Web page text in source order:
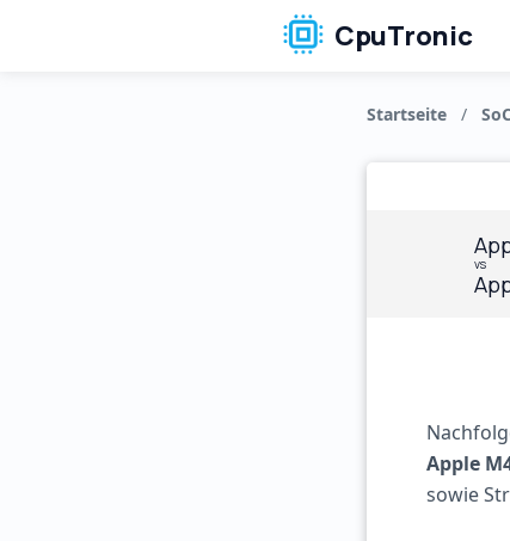
CpuTronic
Startseite /
vs
Apple
sowie